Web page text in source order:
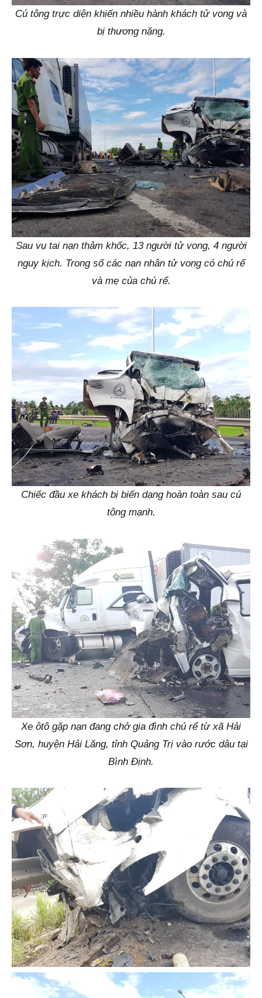
Cú tông trực diện khiến nhiều hành khách tử vong và
bị thương nặng.
Sau vụ tai nạn thảm khốc, 13 người tử vong, 4 người
nguy kịch. Trong số các nạn nhân tử vong có chú rể
và mẹ của chú rể.
Chiếc đầu xe khách bị biến dạng hoàn toàn sau cú
tông mạnh.
Xe ôtô gặp nạn đang chở gia đình chú rể từ xã Hải
Sơn, huyện Hải Lăng, tỉnh Quảng Trị vào rước dâu tại
Bình Định.